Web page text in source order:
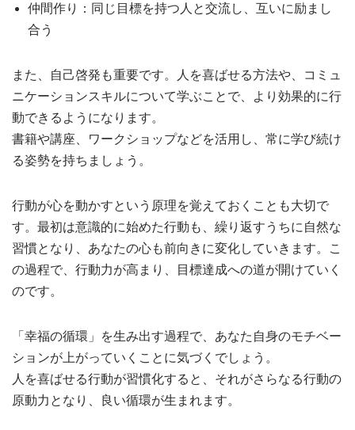
仲間作り：同じ目標を持つ人と交流し、互いに励まし
合う
また、自己啓発も重要です。人を喜ばせる方法や、コミュ
ニケーションスキルについて学ぶことで、より効果的に行
動できるようになります。
書籍や講座、ワークショップなどを活用し、常に学び続け
る姿勢を持ちましょう。
行動が心を動かすという原理を覚えておくことも大切で
す。最初は意識的に始めた行動も、繰り返すうちに自然な
習慣となり、あなたの心も前向きに変化していきます。こ
の過程で、行動力が高まり、目標達成への道が開けていく
のです。
「幸福の循環」を生み出す過程で、あなた自身のモチベー
ションが上がっていくことに気づくでしょう。
人を喜ばせる行動が習慣化すると、それがさらなる行動の
原動力となり、良い循環が生まれます。